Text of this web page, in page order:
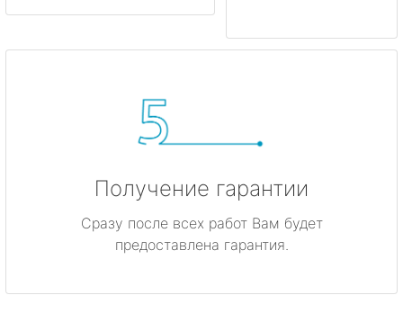
Получение гарантии
Сразу после всех работ Вам будет
предоставлена гарантия.